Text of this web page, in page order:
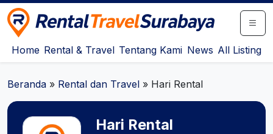
Rental Travel Surabaya
Pusat Iklan Rental Mobil, Motor & Travel Surabaya
Home Rental & Travel Tentang Kami News All Listing
Beranda » Rental dan Travel » Hari Rental
Hari Rental